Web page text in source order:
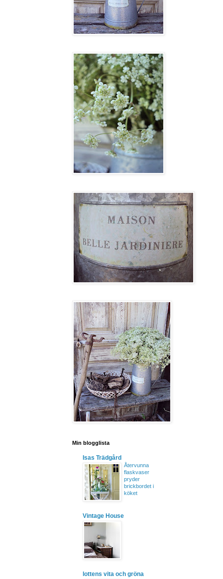
Min blogglista
Isas Trädgård
Återvunna
flaskvaser
pryder
brickbordet i
köket
Vintage House
lottens vita och gröna